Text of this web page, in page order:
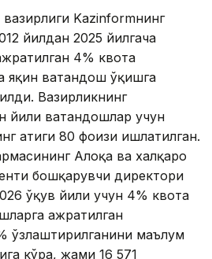
Kazinformнинг
йилдан 2025 йилгача
4% квота
яқин ватандош ўқишга
Вазирликнинг
йили ватандошлар учун
атиги 80 фоизи ишлатилган.
Алоқа ва халқаро
бошқарувчи директори
ўқув йили учун 4% квота
ажратилган
ўзлаштирилганини маълум
кўра, жами 16 571